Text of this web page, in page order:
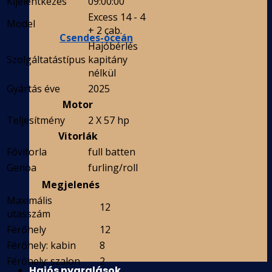
Csendes-óceán
Model
Excess 14 - 4
+ 2 cab.
Szolgáltatástípus
Hajóbérlés
kapitány
nélkül
Gyártás éve
2025
Motor
Teljesítmény
2 X 57 hp
Vitorlák
Fővitorla
full batten
Genoa
furling/roll
Megjelenés
Maximális
utasszám
12
Férőhely
12
Férőhely: kabin
8
Férőhely: szalon
2